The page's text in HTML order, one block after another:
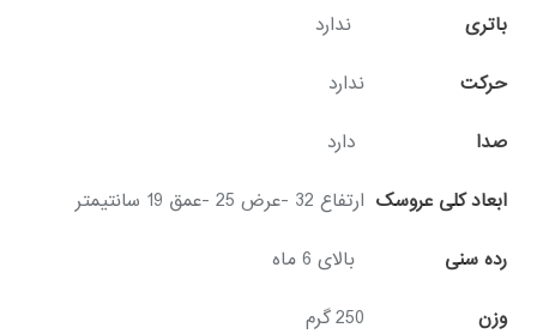
باتری ندارد
حرکت ندارد
صدا دارد
ابعاد کلی عروسک ارتفاع 32 -عرض 25 -عمق 19 سانتیمتر
رده سنی بالای 6 ماه
وزن 250 گرم